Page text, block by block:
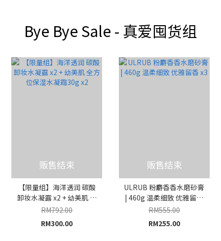
Bye Bye Sale - 真爱囤货组
贩售结束
【限量组】海洋透润 碳酸
卸妆水凝露 x2 + 幼美肌 全
方位保湿水凝霜30g x2
RM792.00
RM300.00
贩售结束
ULRUB 粉麝香香水磨砂膏
| 460g 温柔细致 优雅留香
x3
RM555.00
RM255.00